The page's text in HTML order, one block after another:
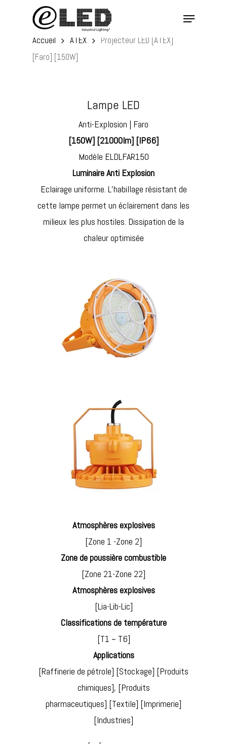
Menu
Accueil ATEX
Projecteur LED [ATEX]
[Faro] [150W]
Lampe LED
Anti-Explosion | Faro
[150W] [21000lm] [IP66]
Modèle ELDLFAR150
Luminaire Anti Explosion
Eclairage uniforme. L’habillage résistant de
cette lampe permet un éclairement dans les
milieux les plus hostiles. Dissipation de la
chaleur optimisée
Atmosphères explosives
[Zone 1 -Zone 2]
Zone de poussière combustible
[Zone 21-Zone 22]
Atmosphères explosives
[Lia-Lib-Lic]
Classifications de température
[T1 ~ T6]
Applications
[Raffinerie de pétrole] [Stockage] [Produits
chimiques], [Produits
pharmaceutiques] [Textile] [Imprimerie]
[Industries]